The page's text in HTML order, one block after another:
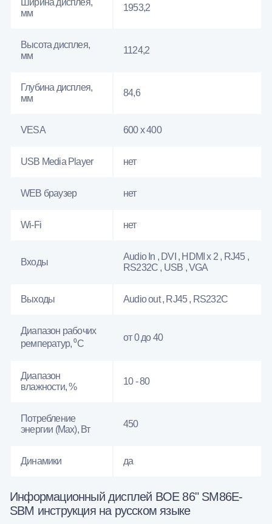
мм
1953,2
Высота дисплея,
мм
1124,2
Глубина дисплея,
мм
84,6
VESA 600 x 400
USB Media Player нет
WEB браузер нет
Wi-Fi нет
Входы
Audio In , DVI , HDMI x 2 , RJ45 ,
RS232С , USB , VGA
Выходы Audio out , RJ45 , RS232С
Диапазон рабочих
ремператур, ⁰С
от 0 до 40
Диапазон
влажности, %
10 - 80
Потребление
энергии (Max), Вт
450
Динамики да
Информационный дисплей BOE 86" SM86E-
SBM инструкция на русском языке